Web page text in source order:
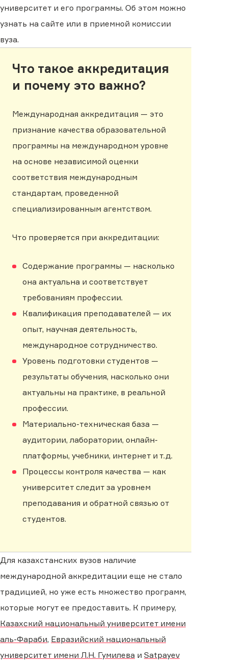
университет и его программы. Об этом можно
узнать на сайте или в приемной комиссии
вуза.
Что такое аккредитация
и почему это важно?
Международная аккредитация — это
признание качества образовательной
программы на международном уровне
на основе независимой оценки
соответствия международным
стандартам, проведенной
специализированным агентством.
Что проверяется при аккредитации:
Содержание программы — насколько
она актуальна и соответствует
требованиям профессии.
Квалификация преподавателей — их
опыт, научная деятельность,
международное сотрудничество.
Уровень подготовки студентов —
результаты обучения, насколько они
актуальны на практике, в реальной
профессии.
Материально-техническая база —
аудитории, лаборатории, онлайн-
платформы, учебники, интернет и т.д.
Процессы контроля качества — как
университет следит за уровнем
преподавания и обратной связью от
студентов.
Для казахстанских вузов наличие
международной аккредитации еще не стало
традицией, но уже есть множество программ,
которые могут ее предоставить. К примеру,
Казахский национальный университет имени
аль-Фараби, Евразийский национальный
университет имени Л.Н. Гумилева и Satpayev